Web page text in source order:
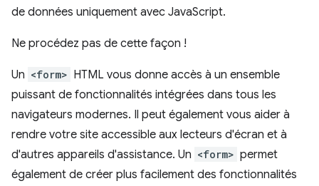
de données uniquement avec JavaScript.
Ne procédez pas de cette façon !
Un <form> HTML vous donne accès à un ensemble
puissant de fonctionnalités intégrées dans tous les
navigateurs modernes. Il peut également vous aider à
rendre votre site accessible aux lecteurs d'écran et à
d'autres appareils d'assistance. Un <form> permet
également de créer plus facilement des fonctionnalités